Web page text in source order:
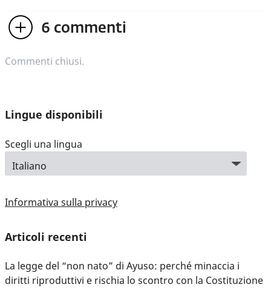
6 commenti
Commenti chiusi.
Lingue disponibili
Scegli una lingua
Informativa sulla privacy
Articoli recenti
La legge del “non nato” di Ayuso: perché minaccia i
diritti riproduttivi e rischia lo scontro con la Costituzione